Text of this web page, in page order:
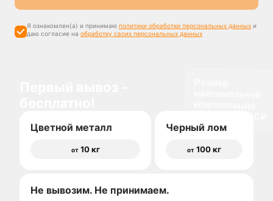
Я ознакомлен(а) и принимаю политики обработки персональных данных и
даю согласие на обработку своих персональных данных
Цветной металл
от10 кг
Черный лом
от 100 кг
Не вывозим. Не принимаем.